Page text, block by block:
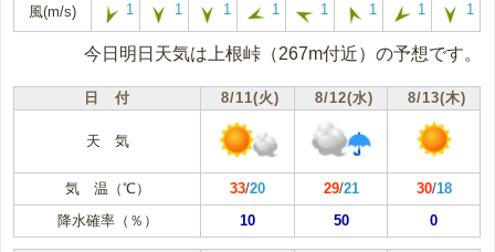
風(m/s) 1 1 1 1 1 1 1 1
今日明日天気は上根峠（267m付近）の予想です。
日 付 8/11(火) 8/12(水) 8/13(木)
天 気
気 温（℃） 33/20 29/21 30/18
降水確率（％）
10 50 0